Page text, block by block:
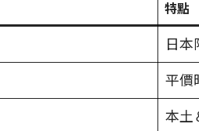
特點
日本
平價
本土